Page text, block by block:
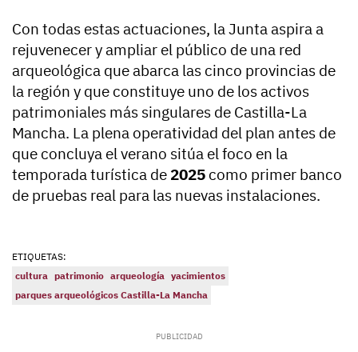
Con todas estas actuaciones, la Junta aspira a
rejuvenecer y ampliar el público de una red
arqueológica que abarca las cinco provincias de
la región y que constituye uno de los activos
patrimoniales más singulares de Castilla-La
Mancha. La plena operatividad del plan antes de
que concluya el verano sitúa el foco en la
temporada turística de 2025 como primer banco
de pruebas real para las nuevas instalaciones.
ETIQUETAS:
cultura patrimonio arqueología yacimientos
parques arqueológicos Castilla-La Mancha